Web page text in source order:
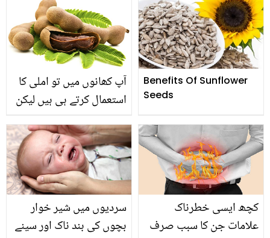
یہ آپ کی صحت پرکیسے
اثرانداز ہوتا ہے؟
سیدھا کرنے کا آسان طریقہ
آپ کھانوں میں تو املی کا
استعمال کرتے ہی ہیں لیکن
حیرت انگیز فوائد سے
واقف ہیں؟ جانیں املی کے
وہ فوائد جو آپ نے پہلے
کبھی نہیں سُنے ہوں گے
Benefits Of Sunflower
Seeds
سردیوں میں شیر خوار
بچوں کی بند ناک اور سینے
کچھ ایسی خطرناک
علامات جن کا سبب صرف